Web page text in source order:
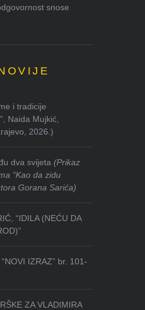
snose
i tradicije
Naida Mujkić,
2026.)
dva svijeta(Prikaz
“Kao da zidu
Gorana Sarića)
“IDILA (NEĆU DA
IZRAZ” br. 101-
ZA VLADIMIRA